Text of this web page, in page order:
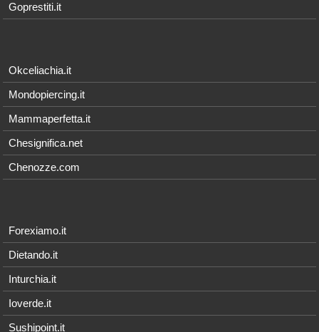
Goprestiti.it
Okceliachia.it
Mondopiercing.it
Mammaperfetta.it
Chesignifica.net
Chenozze.com
Forexiamo.it
Dietando.it
Inturchia.it
Ioverde.it
Sushipoint.it